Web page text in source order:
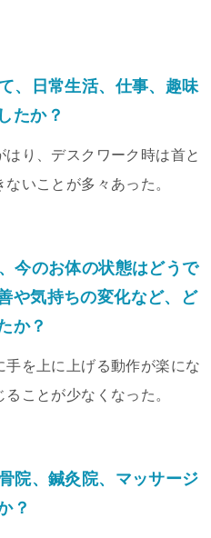
、日常生活、仕事、趣味
たか？
り、デスクワーク時は首と
いことが多々あった。
今のお体の状態はどうで
や気持ちの変化など、ど
か？
を上に上げる動作が楽にな
ことが少なくなった。
院、鍼灸院、マッサージ
？